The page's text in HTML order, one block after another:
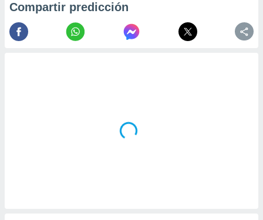
Compartir predicción